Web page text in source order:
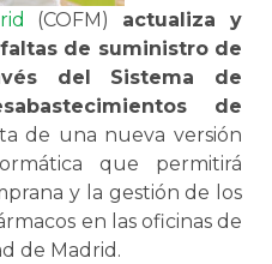
(COFM) actualiza y
de suministro de
del Sistema de
de
de una nueva versión
que permitirá
y la gestión de los
en las oficinas de
de Madrid.